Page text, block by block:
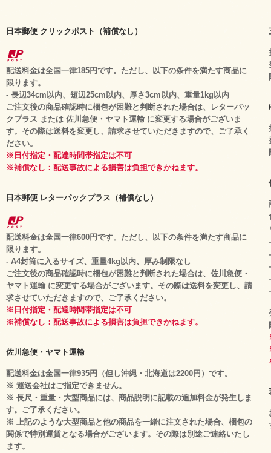
日本郵便 クリックポスト（補償なし）
配送料金は全国一律185円です。ただし、以下の条件を満たす商品に
限ります。
- 長辺34cm以内、短辺25cm以内、厚さ3cm以内、重量1kg以内
ご注文後の商品確認時に梱包が困難と判断された場合は、レターパッ
クプラス または 佐川急便・ヤマト運輸 に変更する場合がございま
す。その際は送料を変更し、請求させていただきますので、ご了承く
ださい。
※日付指定・配達時間帯指定は不可
※補償なし：配送事故による損害は負担できかねます。
日本郵便 レターパックプラス（補償なし）
配送料金は全国一律600円です。ただし、以下の条件を満たす商品に
限ります。
- A4封筒に入るサイズ、重量4kg以内、厚み制限なし
ご注文後の商品確認時に梱包が困難と判断された場合は、佐川急便・
ヤマト運輸 に変更する場合がございます。その際は送料を変更し、請
求させていただきますので、ご了承ください。
※日付指定・配達時間帯指定は不可
※補償なし：配送事故による損害は負担できかねます。
佐川急便・ヤマト運輸
配送料金は全国一律935円（但し沖縄・北海道は2200円）です。
※ 運送会社はご指定できません。
※ 長尺・重量・大型商品には、商品説明に記載の追加料金が発生しま
す。ご了承ください。
※ 上記のような大型商品と他の商品を一緒に注文された場合、梱包の
関係で特別運賃となる場合がございます。その際は別途ご連絡いたし
ます。